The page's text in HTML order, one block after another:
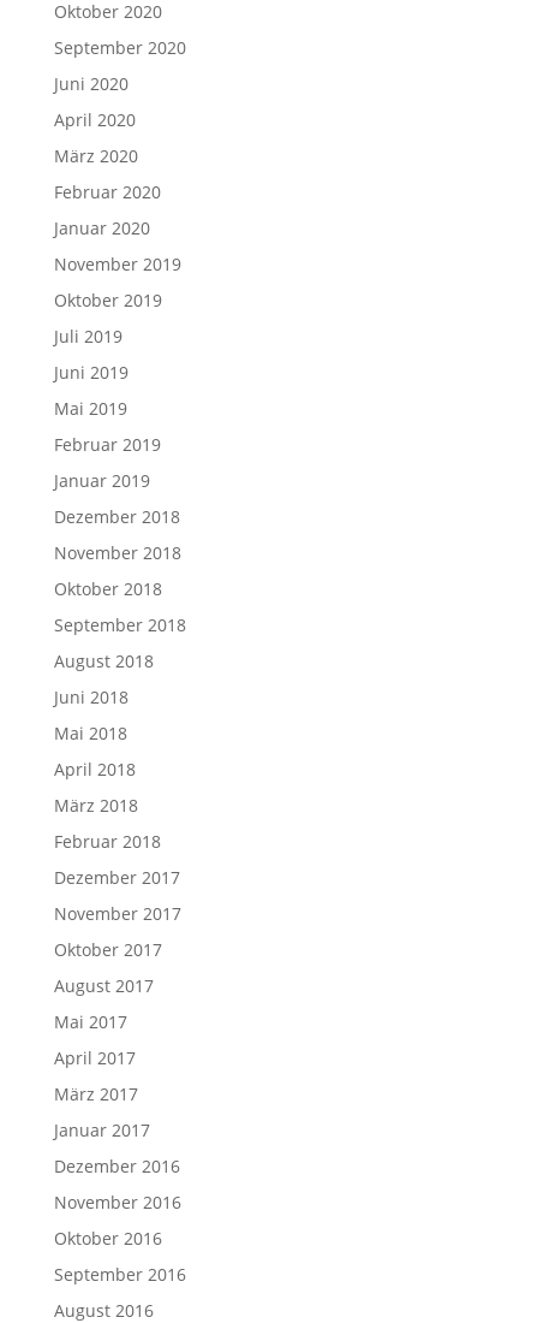
Oktober 2020
September 2020
Juni 2020
April 2020
März 2020
Februar 2020
Januar 2020
November 2019
Oktober 2019
Juli 2019
Juni 2019
Mai 2019
Februar 2019
Januar 2019
Dezember 2018
November 2018
Oktober 2018
September 2018
August 2018
Juni 2018
Mai 2018
April 2018
März 2018
Februar 2018
Dezember 2017
November 2017
Oktober 2017
August 2017
Mai 2017
April 2017
März 2017
Januar 2017
Dezember 2016
November 2016
Oktober 2016
September 2016
August 2016